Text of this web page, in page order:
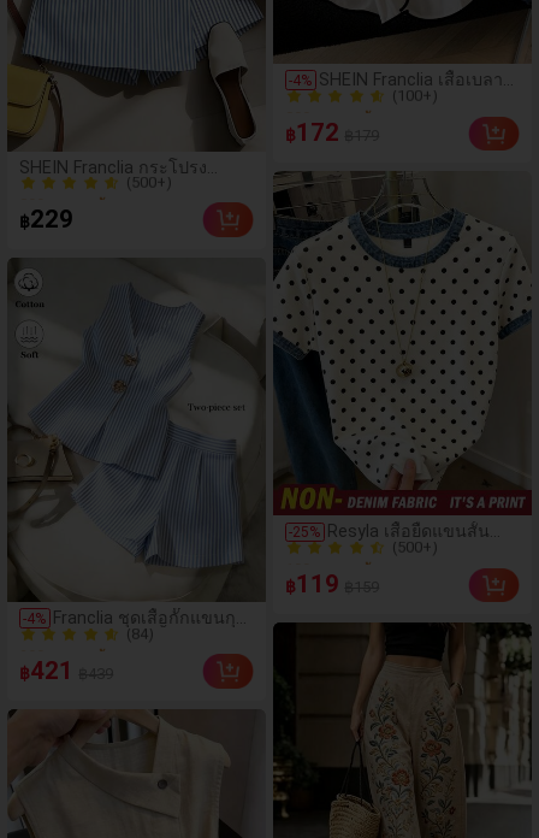
SHEIN Franclia กระโปรง
กางเกงลายทางชายไม่สมมาตร
สำหรับผู้หญิง, ฤดูร้อน
(500+)
300+ ขายแล้ว
300+ ขายแล้ว
฿229
-4% Franclia ชุดเสื้อกั๊กแขนกุด
คอวีลายทางสีน้ำเงินและ
ขาวและกางเกงขาสั้นเอว
สูง 2 ชิ้น, ชุดลำลอง 2 ชิ้น
สำหรับผู้หญิง, เสื้อแขนกุด
สีน้ำเงินและขาวหรูหรา +
ชุดกางเกงขาสั้น, ชุด
สำหรับฤดูร้อน, ชุดลายทาง
สีน้ำเงินและขาว 2 ชิ้น, ชุด
หรูหรา 2 ชิ้นสำหรับผู้หญิง,
ชุดลำลองสำหรับเดินทาง,
(84)
200+ ขายแล้ว
200+ ขายแล้ว
฿421
-4% SHEIN Franclia เสื้อเบลาส์
สีครีมขาวนุ่มนวล เอวรูด,
แต่งขอบตัดกัน + โบว์ผูก,
แขนพอง จับคู่กับกระโปรง
ชายระบาย, ลดอายุและดูดี,
นุ่มและเก๋ไก๋สำหรับใส่ทุก
(100+)
300+ ขายแล้ว
300+ ขายแล้ว
฿172
-25% Resyla เสื้อยืดแขนสั้น
คอกลมพิมพ์ลายจุดลำลอง
สำหรับผู้หญิง, ฤดูร้อน
(500+)
100+ ขายแล้ว
100+ ขายแล้ว
฿119